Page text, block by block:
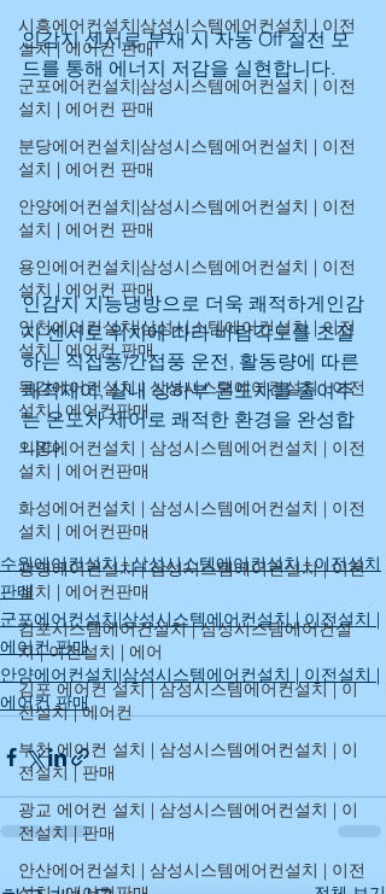
시흥에어컨설치|삼성시스템에어컨설치 | 이전
설치 | 에어컨 판매
군포에어컨설치|삼성시스템에어컨설치 | 이전
설치 | 에어컨 판매
분당에어컨설치|삼성시스템에어컨설치 | 이전
설치 | 에어컨 판매
안양에어컨설치|삼성시스템에어컨설치 | 이전
설치 | 에어컨 판매
용인에어컨설치|삼성시스템에어컨설치 | 이전
설치 | 에어컨 판매
인천에어컨설치|삼성시스템에어컨설치 | 이전
설치 | 에어컨 판매
목감에어컨설치 | 삼성시스템에어컨설치 | 이전
설치 | 에어컨판매
의왕에어컨설치 | 삼성시스템에어컨설치 | 이전
설치 | 에어컨판매
화성에어컨설치 | 삼성시스템에어컨설치 | 이전
설치 | 에어컨판매
광명에어컨설치 | 삼성시스템에어컨설치 | 이전
설치 | 에어컨판매
김포시스템에어컨설치 | 삼성시스템에어컨설
치 | 이전설치 | 에어
김포 에어컨 설치 | 삼성시스템에어컨설치 | 이
전설치 | 에어컨
부천 에어컨 설치 | 삼성시스템에어컨설치 | 이
전설치 | 판매
광교 에어컨 설치 | 삼성시스템에어컨설치 | 이
전설치 | 판매
안산에어컨설치 | 삼성시스템에어컨설치 | 이전
인감지 센서로 부재 시 자동 Off 절전 모
드를 통해 에너지 저감을 실현합니다.
인감지 지능냉방으로 더욱 쾌적하게인감
지 센서로 위치에 따라 바람각도를 조절
하는 직접풍/간접풍 운전, 활동량에 따른
쾌적제어, 실내 상하부 온도차를 줄여주
는 온도차 제어로 쾌적한 환경을 완성합
니다.
수원에어컨설치 | 삼성시스템에어컨설치 | 이전설치
판매
군포에어컨설치|삼성시스템에어컨설치 | 이전설치 |
에어컨 판매
안양에어컨설치|삼성시스템에어컨설치 | 이전설치 |
에어컨 판매